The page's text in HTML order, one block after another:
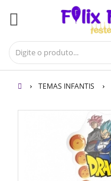
TEMAS INFANTIS